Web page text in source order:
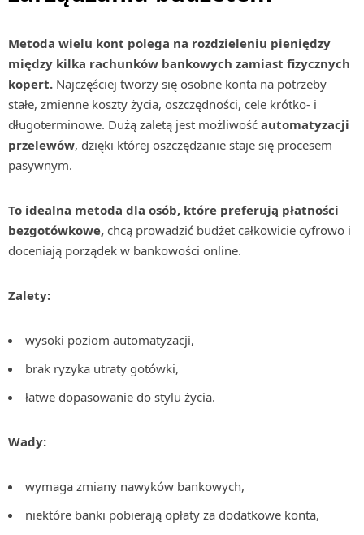
Metoda wielu kont polega na rozdzieleniu pieniędzy
między kilka rachunków bankowych zamiast fizycznych
kopert. Najczęściej tworzy się osobne konta na potrzeby
stałe, zmienne koszty życia, oszczędności, cele krótko- i
długoterminowe. Dużą zaletą jest możliwość automatyzacji
przelewów, dzięki której oszczędzanie staje się procesem
pasywnym.
To idealna metoda dla osób, które preferują płatności
bezgotówkowe, chcą prowadzić budżet całkowicie cyfrowo i
doceniają porządek w bankowości online.
Zalety:
wysoki poziom automatyzacji,
brak ryzyka utraty gotówki,
łatwe dopasowanie do stylu życia.
Wady:
wymaga zmiany nawyków bankowych,
niektóre banki pobierają opłaty za dodatkowe konta,